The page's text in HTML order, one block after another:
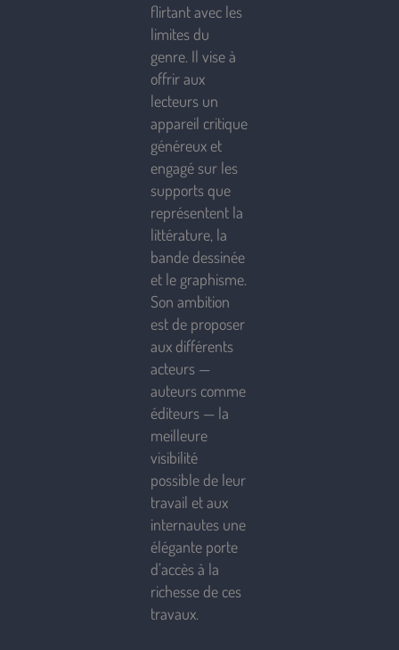
flirtant avec les
limites du
genre. Il vise à
offrir aux
lecteurs un
appareil critique
généreux et
engagé sur les
supports que
représentent la
littérature, la
bande dessinée
et le graphisme.
Son ambition
est de proposer
aux différents
acteurs —
auteurs comme
éditeurs — la
meilleure
visibilité
possible de leur
travail et aux
internautes une
élégante porte
d’accès à la
richesse de ces
travaux.